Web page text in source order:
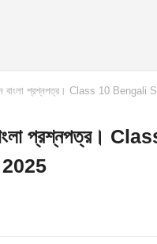
বাংলা প্রশ্নপত্র। Class 10
বাংলা প্রশ্নপত্র।